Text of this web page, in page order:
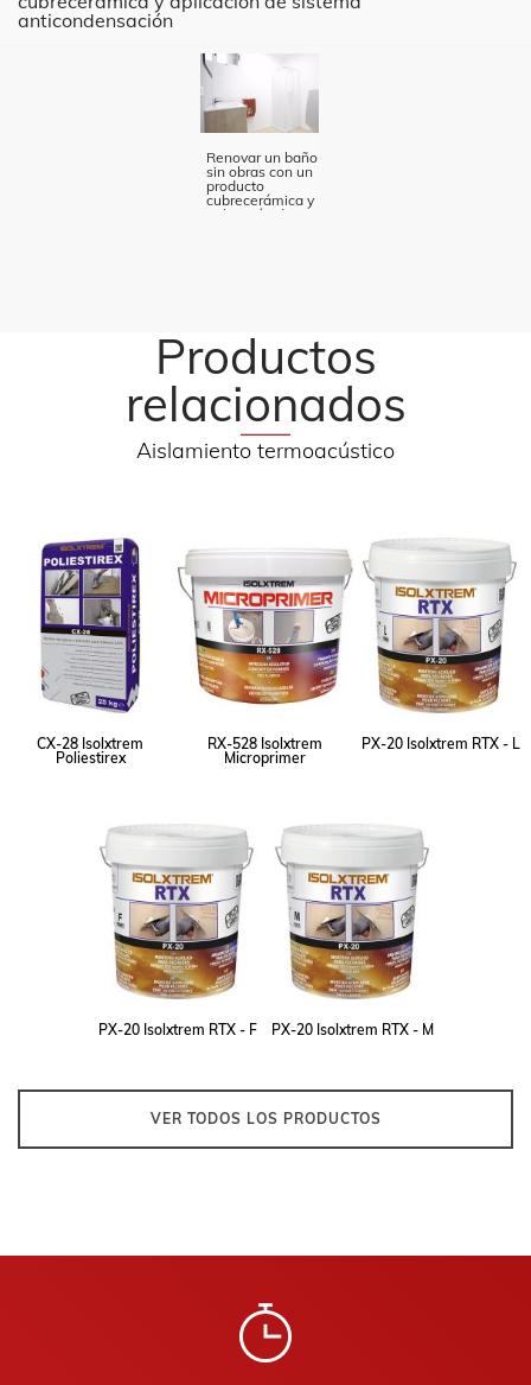
Productos
relacionados
Aislamiento termoacústico
CX-28 Isolxtrem
Poliestirex
RX-528 Isolxtrem
Microprimer
PX-20 Isolxtrem RTX - L
PX-20 Isolxtrem RTX - F PX-20 Isolxtrem RTX - M
VER TODOS LOS PRODUCTOS
anticondensación
Renovar un baño
sin obras con un
producto
cubrecerámica y
aplicación de